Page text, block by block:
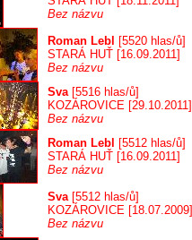
Bez názvu
Roman Lebl
[5520 hlas/ů]
STARÁ HUŤ [16.09.2011]
Bez názvu
Sva[5516 hlas/ů]
KOZÁROVICE [29.10.2011]
Bez názvu
Roman Lebl
[5512 hlas/ů]
STARÁ HUŤ [16.09.2011]
Bez názvu
Sva[5512 hlas/ů]
KOZÁROVICE [18.07.2009]
Bez názvu